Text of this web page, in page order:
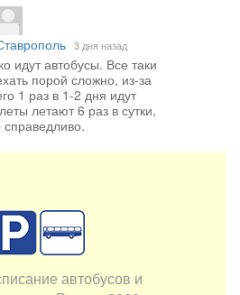
3 дня назад
идут автобусы. Все таки
порой сложно, из-за
1 раз в 1-2 дня идут
летают 6 раз в сутки,
справедливо.
автобусов и